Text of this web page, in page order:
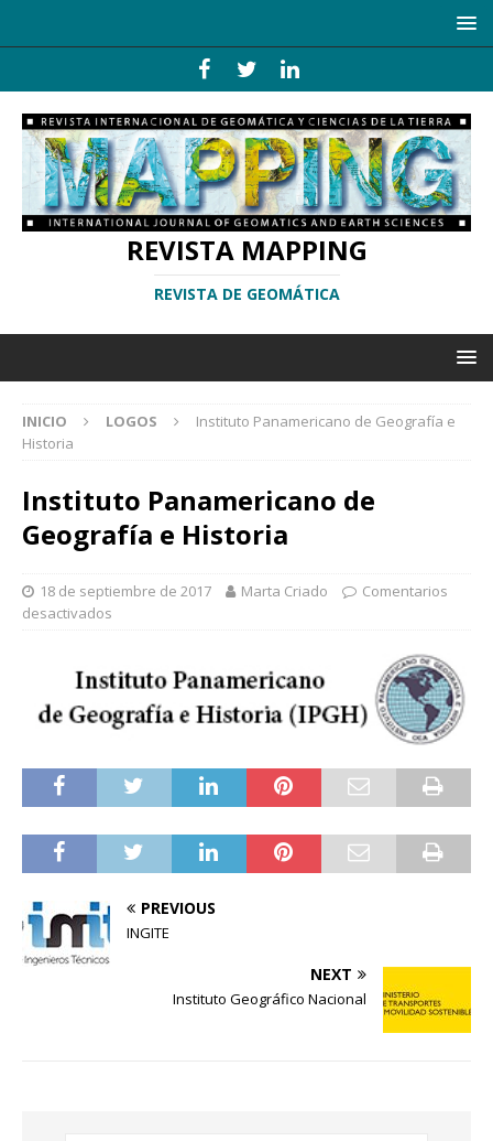
REVISTA MAPPING
REVISTA DE GEOMÁTICA
INICIO LOGOS
Instituto Panamericano de Geografía e
Historia
Instituto Panamericano de
Geografía e Historia
18 de septiembre de 2017 Marta Criado
Comentarios
desactivados
PREVIOUS
INGITE
NEXT
Instituto Geográfico Nacional